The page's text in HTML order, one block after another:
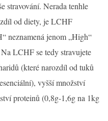
stravování. Nerada tenhle
od diety, je LCHF
neznamená jenom „High“
LCHF se tedy stravujete
(které narozdíl od tuků
vyšší množství
proteinů (0,8g-1,6g na 1kg